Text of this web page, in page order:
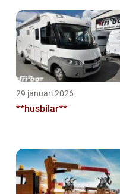
29 januari 2026
**husbilar**